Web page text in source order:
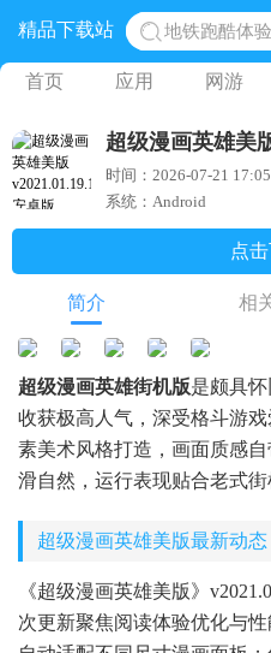
精品下载站
网易光遇手
黎明觉醒生
奥特曼王者
首页 应用 网游
超级漫画英雄美
时间：2026-07-21 17:05
系统：Android
点
简介 相
超级漫画英雄街机版是颇具
收获极高人气，深受格斗游
素美术风格打造，画面质感
滑自然，运行表现贴合老式街
超级漫画英雄美版最新动态
《超级漫画英雄美版》
次更新聚焦阅读体验优化与